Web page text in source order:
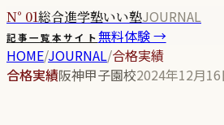
N° 01総合進学塾いい塾JOURNAL
記事一覧本サイト無料体験 →
HOME/JOURNAL/合格実績
合格実績阪神甲子園校2024年12月16